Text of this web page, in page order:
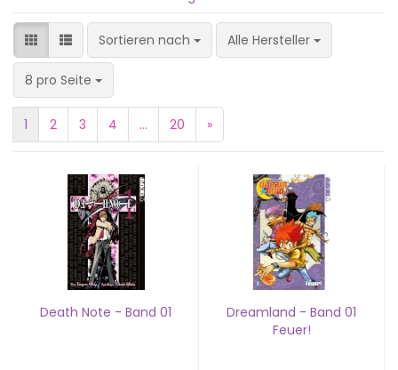
Sortieren nach
Sortieren nach Alle Hersteller
8 pro Seite
pro Seite
1 2 3 4 ... 20 »
Death Note - Band 01
Dream­land - Band 01
Feuer!